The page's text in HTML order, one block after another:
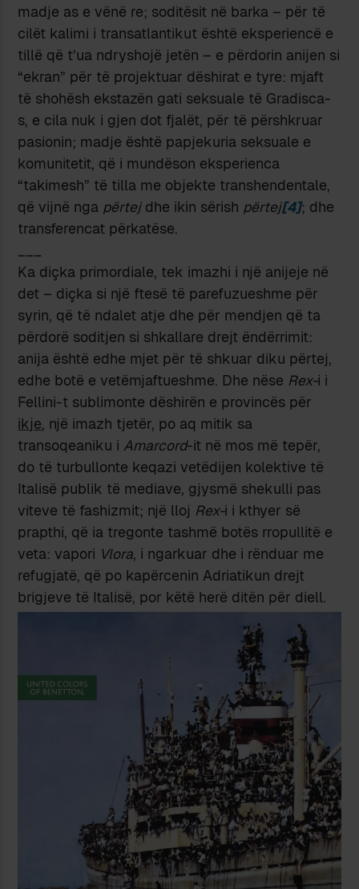
madje as e vënë re; soditësit në barka – për të
cilët kalimi i transatlantikut është eksperiencë e
tillë që t’ua ndryshojë jetën – e përdorin anijen si
“ekran” për të projektuar dëshirat e tyre: mjaft
të shohësh ekstazën gati seksuale të Gradisca-
s, e cila nuk i gjen dot fjalët, për të përshkruar
pasionin; madje është papjekuria seksuale e
komunitetit, që i mundëson eksperienca
“takimesh” të tilla me objekte transhendentale,
që vijnë nga përtejdhe ikin sërish përtej[4]; dhe
transferencat përkatëse.
Ka diçka primordiale, tek imazhi i një anijeje në
det – diçka si një ftesë të parefuzueshme për
syrin, që të ndalet atje dhe për mendjen që ta
përdorë soditjen si shkallare drejt ëndërrimit:
anija është edhe mjet për të shkuar diku përtej,
edhe botë e vetëmjaftueshme. Dhe nëse Rex-i i
Fellini-t sublimonte dëshirën e provincës për
ikje, një imazh tjetër, po aq mitik sa
transoqeaniku i Amarcord-it në mos më tepër,
do të turbullonte keqazi vetëdijen kolektive të
Italisë publik të mediave, gjysmë shekulli pas
viteve të fashizmit; një lloj Rex-i i kthyer së
prapthi, që ia tregonte tashmë botës rropullitë e
veta: vapori Vlora, i ngarkuar dhe i rënduar me
refugjatë, që po kapërcenin Adriatikun drejt
brigjeve të Italisë, por këtë herë ditën për diell.